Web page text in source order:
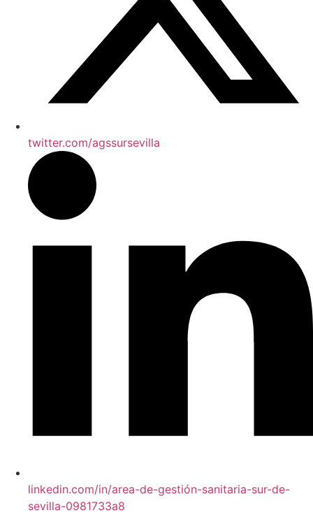
twitter.com/agssursevilla
linkedin.com/in/area-de-gestión-sanitaria-sur-de-
sevilla-0981733a8